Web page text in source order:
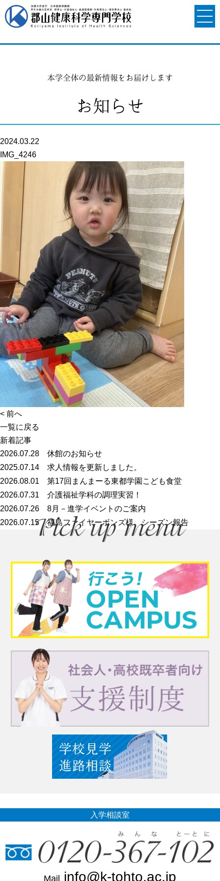
本学全体の最新情報をお届けします
お知らせ
2024.03.22
IMG_4246
< 前へ
一覧に戻る
新着記事
2026.07.28 休館のお知らせ
2025.07.14 求人情報を更新しました。
2026.08.01 第17回まんまーる東都学園こども食堂
2026.07.31 介護福祉学科の調理実習！
2026.07.26 8月－進学イベントのご案内
2026.07.15福島ファイヤーボンズ様 シーズン報告
入学相談室
Mail info@k-tohto.ac.jp